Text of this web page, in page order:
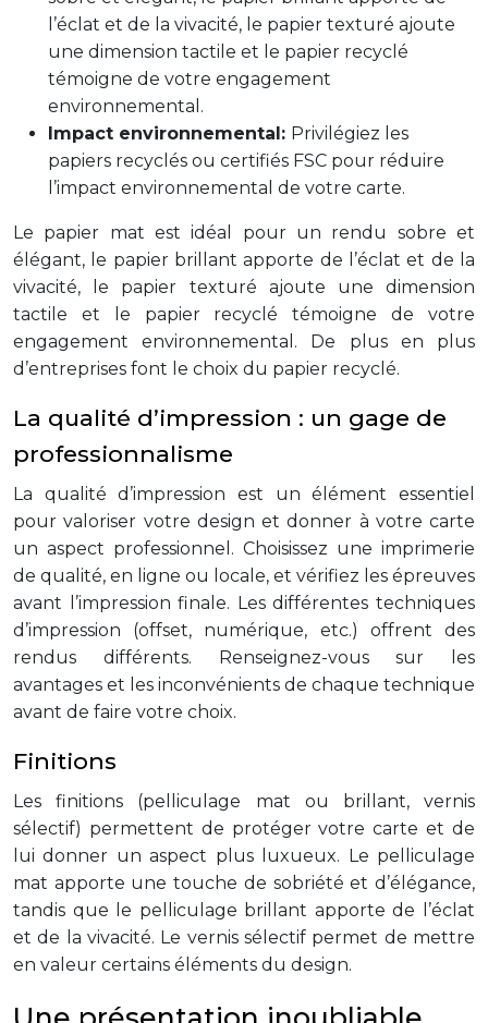
l’éclat et de la vivacité, le papier texturé ajoute
une dimension tactile et le papier recyclé
témoigne de votre engagement
environnemental.
Impact environnemental: Privilégiez les
papiers recyclés ou certifiés FSC pour réduire
l’impact environnemental de votre carte.
Le papier mat est idéal pour un rendu sobre et
élégant, le papier brillant apporte de l’éclat et de la
vivacité, le papier texturé ajoute une dimension
tactile et le papier recyclé témoigne de votre
engagement environnemental. De plus en plus
d’entreprises font le choix du papier recyclé.
La qualité d’impression : un gage de
professionnalisme
La qualité d’impression est un élément essentiel
pour valoriser votre design et donner à votre carte
un aspect professionnel. Choisissez une imprimerie
de qualité, en ligne ou locale, et vérifiez les épreuves
avant l’impression finale. Les différentes techniques
d’impression (offset, numérique, etc.) offrent des
rendus différents. Renseignez-vous sur les
avantages et les inconvénients de chaque technique
avant de faire votre choix.
Finitions
Les finitions (pelliculage mat ou brillant, vernis
sélectif) permettent de protéger votre carte et de
lui donner un aspect plus luxueux. Le pelliculage
mat apporte une touche de sobriété et d’élégance,
tandis que le pelliculage brillant apporte de l’éclat
et de la vivacité. Le vernis sélectif permet de mettre
en valeur certains éléments du design.